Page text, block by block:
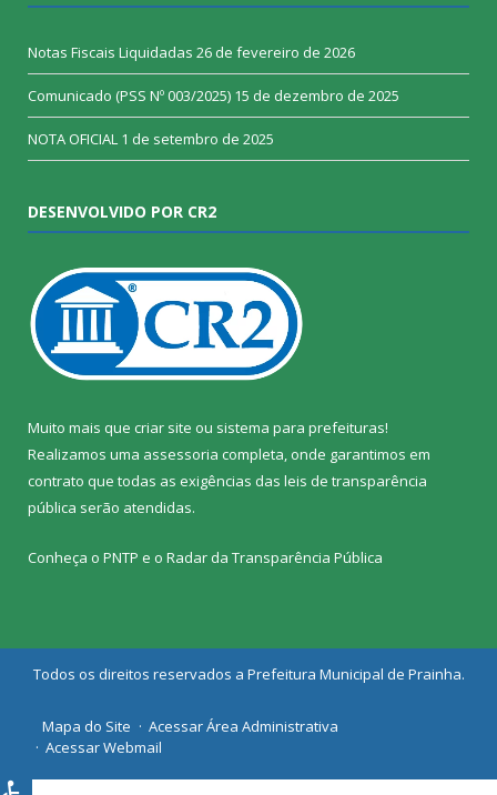
Notas Fiscais Liquidadas 26 de fevereiro de 2026
Comunicado (PSS Nº 003/2025) 15 de dezembro de 2025
NOTA OFICIAL 1 de setembro de 2025
DESENVOLVIDO POR CR2
Muito mais que criar site ou sistema para prefeituras!
Realizamos uma assessoria completa, onde garantimos em
contrato que todas as exigências das leis de transparência
pública serão atendidas.
Conheça o PNTP e o Radar da Transparência Pública
Todos os direitos reservados a Prefeitura Municipal de Prainha.
Mapa do Site
Acessar Área Administrativa
Acessar Webmail